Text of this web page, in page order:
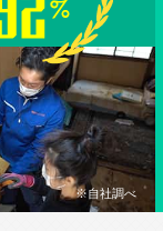
※自社調べ